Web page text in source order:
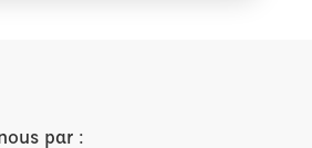
par :